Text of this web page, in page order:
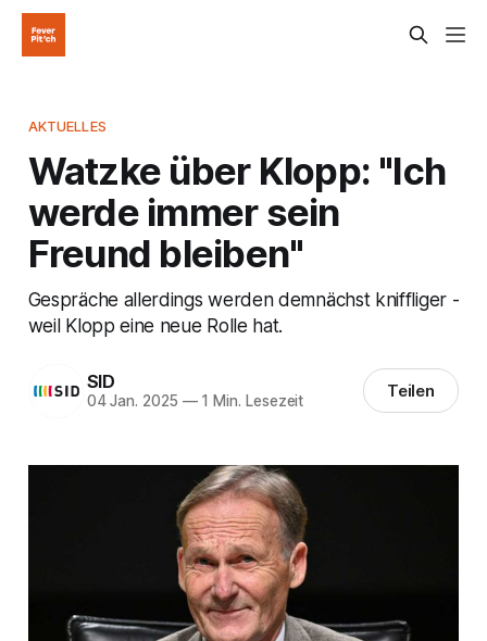
AKTUELLES
Watzke über Klopp: "Ich
werde immer sein
Freund bleiben"
Gespräche allerdings werden demnächst kniffliger -
weil Klopp eine neue Rolle hat.
SID
04 Jan. 2025 —1 Min. Lesezeit Teilen